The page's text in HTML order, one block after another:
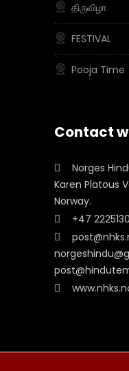
திருவிழா
FESTIVAL
Pooja Time
Contact
Norges
Karen Platous
Norway.
+47